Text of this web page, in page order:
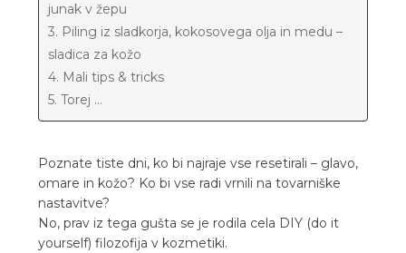
junak v žepu
3. Piling iz sladkorja, kokosovega olja in medu –
sladica za kožo
4. Mali tips & tricks
5. Torej ...
Poznate tiste dni, ko bi najraje vse resetirali – glavo,
omare in kožo? Ko bi vse radi vrnili na tovarniške
nastavitve?
No, prav iz tega gušta se je rodila cela DIY (do it
yourself) filozofija v kozmetiki.